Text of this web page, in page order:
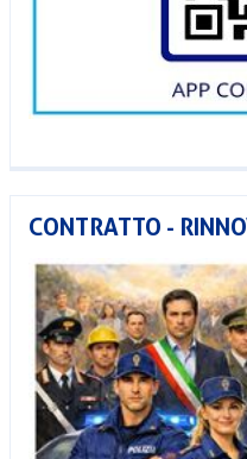
CONTRATTO -